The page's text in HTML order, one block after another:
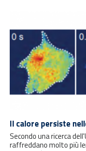
Il calore persiste
Secondo una ricerca
raffreddano molto più